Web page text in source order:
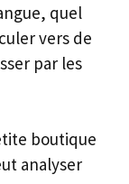
quel
vers de
par les
boutique
analyser